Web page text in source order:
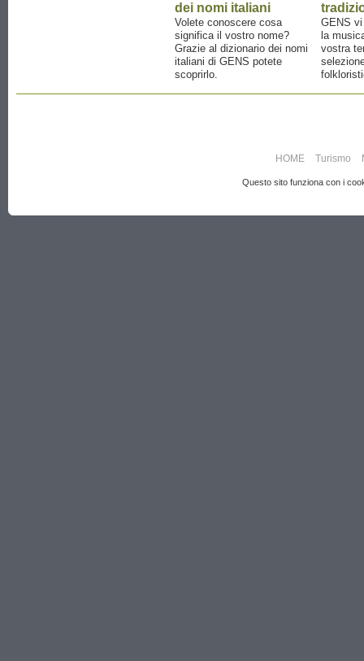
dei nomi italiani
Volete conoscere cosa
significa il vostro nome?
Grazie al dizionario dei nomi
italiani di GENS potete
scoprirlo.
GENS
la
vostra
HOME Turismo
Questo sito funziona con i